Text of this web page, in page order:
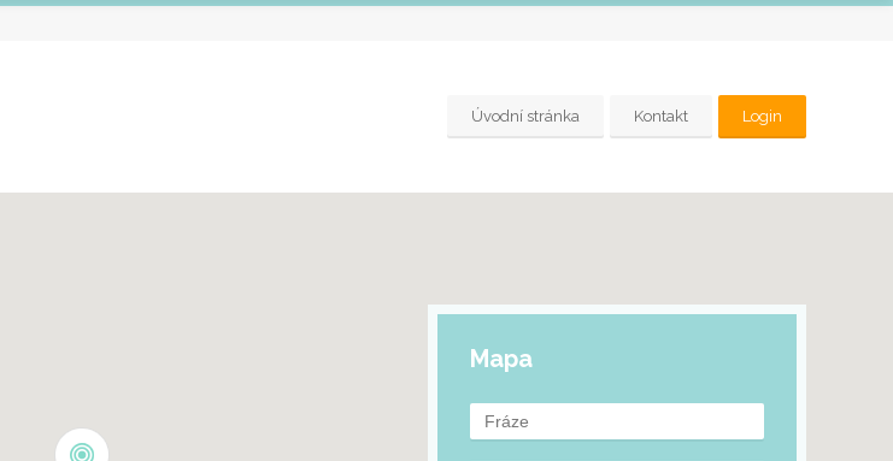
Úvodní stránka Kontakt Login
Mapa